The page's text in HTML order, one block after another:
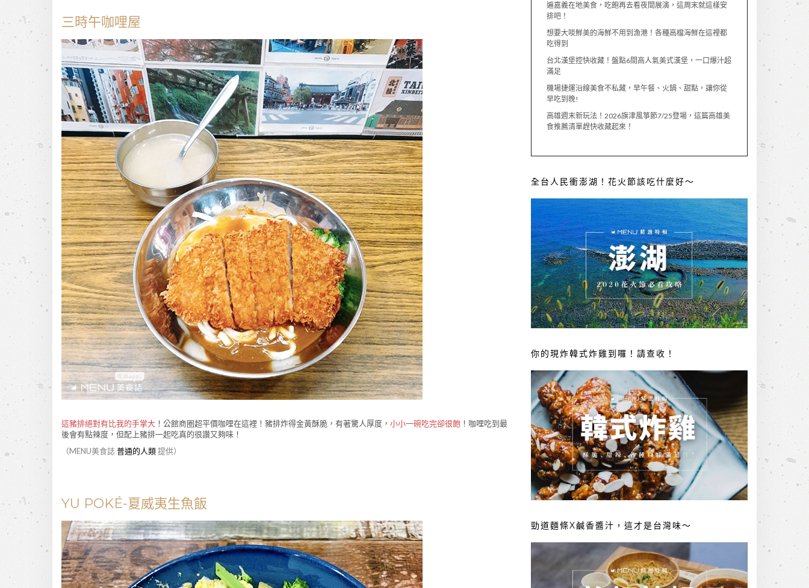
三時午咖哩屋
這豬排絕對有比我的手掌大 ！公館商圈超平價咖哩在這裡！豬排炸得金黃酥脆，有著驚人厚度， 小小一碗吃完卻很飽 ！咖哩吃到最
後會有點辣度，但配上豬排一起吃真的很讚又夠味！
（MENU美食誌普通的人類提供）
YU POKÉ-夏威夷生魚飯
遍嘉義在地美食，吃飽再去看夜間展演，這周末就這樣安
排吧！
想要大啖鮮美的海鮮不用到漁港！各種高檔海鮮在這裡都
吃得到
台北漢堡控快收藏！盤點6間高人氣美式漢堡，一口爆汁超
滿足
機場捷運沿線美食不私藏，早午餐、火鍋、甜點，讓你從
早吃到晚!
高雄週末新玩法！2026旗津風箏節7/25登場，這篇高雄美
食推薦清單趕快收藏起來！
全台人民衝澎湖！花火節該吃什麼好～
你的現炸韓式炸雞到囉！請查收！
勁道麵條X鹹香醬汁，這才是台灣味～